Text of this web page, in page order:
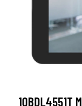
10BDL4551T